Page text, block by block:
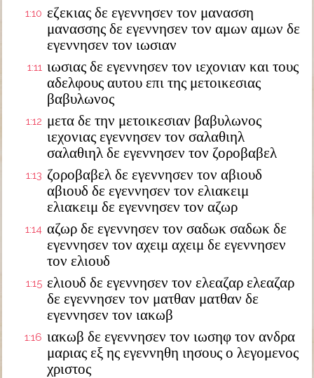
1:10 εζεκιας δε εγεννησεν τον μανασση
μανασσης δε εγεννησεν τον αμων αμων δε
εγεννησεν τον ιωσιαν
1:11 ιωσιας δε εγεννησεν τον ιεχονιαν και τους
αδελφους αυτου επι της μετοικεσιας
βαβυλωνος
1:12 μετα δε την μετοικεσιαν βαβυλωνος
ιεχονιας εγεννησεν τον σαλαθιηλ
σαλαθιηλ δε εγεννησεν τον ζοροβαβελ
1:13 ζοροβαβελ δε εγεννησεν τον αβιουδ
αβιουδ δε εγεννησεν τον ελιακειμ
ελιακειμ δε εγεννησεν τον αζωρ
1:14 αζωρ δε εγεννησεν τον σαδωκ σαδωκ δε
εγεννησεν τον αχειμ αχειμ δε εγεννησεν
τον ελιουδ
1:15 ελιουδ δε εγεννησεν τον ελεαζαρ ελεαζαρ
δε εγεννησεν τον ματθαν ματθαν δε
εγεννησεν τον ιακωβ
1:16 ιακωβ δε εγεννησεν τον ιωσηφ τον ανδρα
μαριας εξ ης εγεννηθη ιησους ο λεγομενος
χριστος